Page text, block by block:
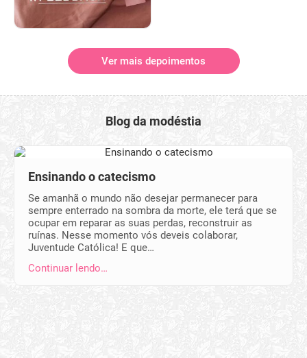
Ver mais depoimentos
Blog da modéstia
Ensinando o catecismo
Se amanhã o mundo não desejar permanecer para
sempre enterrado na sombra da morte, ele terá que se
ocupar em reparar as suas perdas, reconstruir as
ruínas. Nesse momento vós deveis colaborar,
Juventude Católica! E que…
Continuar lendo…